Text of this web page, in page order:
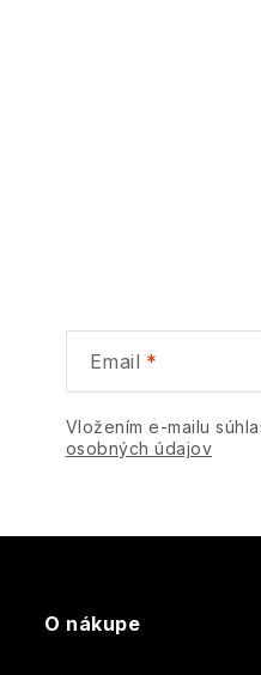
Email
Vložením e-mailu
osobných údajov
O nákupe